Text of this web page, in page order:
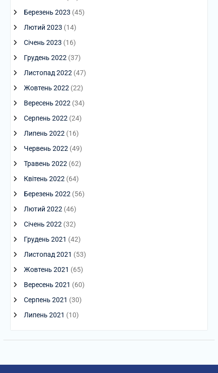
Березень 2023 (45)
Лютий 2023 (14)
Січень 2023 (16)
Грудень 2022 (37)
Листопад 2022 (47)
Жовтень 2022 (22)
Вересень 2022 (34)
Серпень 2022 (24)
Липень 2022 (16)
Червень 2022 (49)
Травень 2022 (62)
Квітень 2022 (64)
Березень 2022 (56)
Лютий 2022 (46)
Січень 2022 (32)
Грудень 2021 (42)
Листопад 2021 (53)
Жовтень 2021 (65)
Вересень 2021 (60)
Серпень 2021 (30)
Липень 2021 (10)